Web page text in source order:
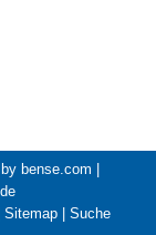
bense.com |
Sitemap| Suche